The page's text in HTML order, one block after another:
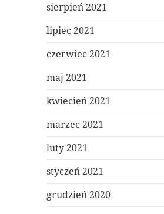
sierpień 2021
lipiec 2021
czerwiec 2021
maj 2021
kwiecień 2021
marzec 2021
luty 2021
styczeń 2021
grudzień 2020